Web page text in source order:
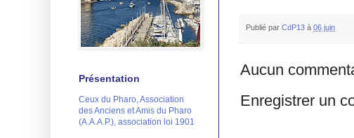
Publié par CdP13 à 06 juin
Aucun
Enregistrer un
Présentation
Ceux du Pharo, Association
des Anciens et Amis du Pharo
(A.A.A.P.), association loi 1901